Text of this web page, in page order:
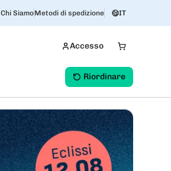
Chi SiamoMetodi di spedizione IT
Accesso
Riordinare